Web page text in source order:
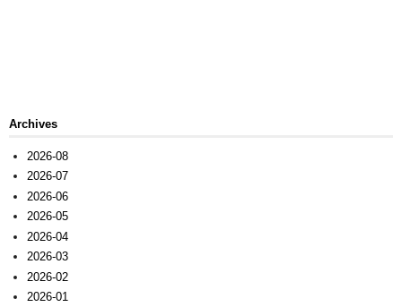
Archives
2026-08
2026-07
2026-06
2026-05
2026-04
2026-03
2026-02
2026-01